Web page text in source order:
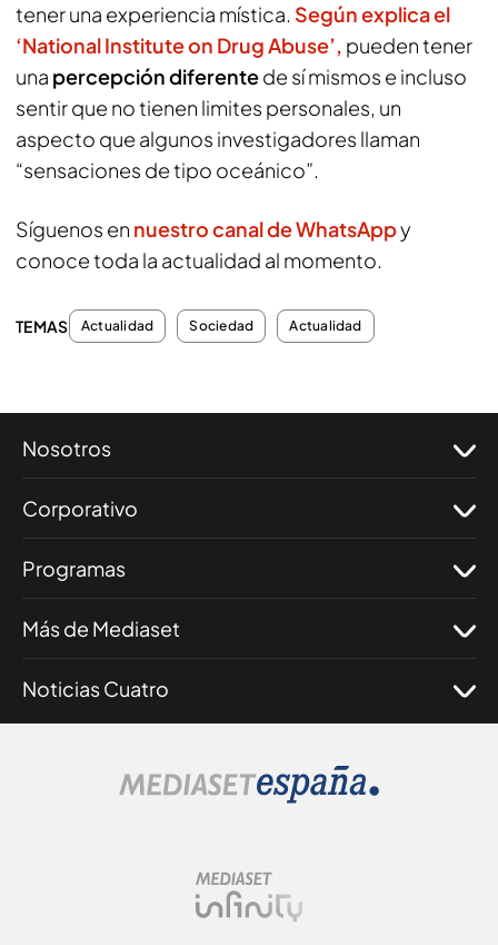
tener una experiencia mística. Según explica el
‘National Institute on Drug Abuse’, pueden tener
una percepción diferentede sí mismos e incluso
sentir que no tienen limites personales, un
aspecto que algunos investigadores llaman
“sensaciones de tipo oceánico”.
Síguenos en nuestro canal de WhatsAppy
conoce toda la actualidad al momento.
TEMAS Actualidad Sociedad Actualidad
Nosotros
Corporativo
Programas
Más de Mediaset
Noticias Cuatro